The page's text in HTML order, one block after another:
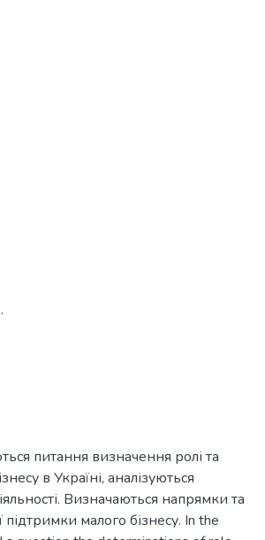
питання визначення ролі та
в Україні, аналізуються
Визначаються напрямки та
малого бізнесу. In the